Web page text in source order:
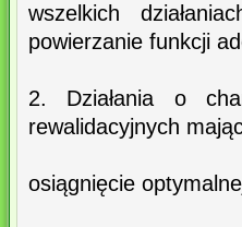
wszelkich
powierzanie funkcji
2. Działania o
rewalidacyjnych
osiągnięcie